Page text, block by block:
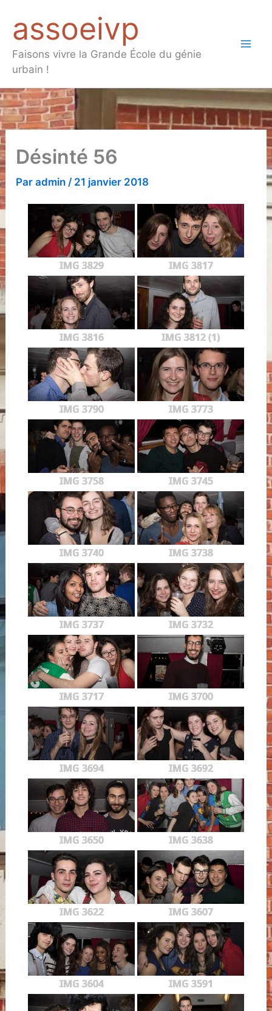
contenu
assoeivp
Faisons vivre la Grande École du génie
urbain !
Désinté 56
Paradmin / 21 janvier 2018
IMG 3829 IMG 3817
IMG 3816 IMG 3812 (1)
IMG 3790 IMG 3773
IMG 3758 IMG 3745
IMG 3740 IMG 3738
IMG 3737 IMG 3732
IMG 3717 IMG 3700
IMG 3694 IMG 3692
IMG 3650 IMG 3638
IMG 3622 IMG 3607
IMG 3604 IMG 3591